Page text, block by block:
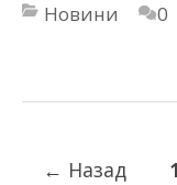
Новини
0
← Назад 1